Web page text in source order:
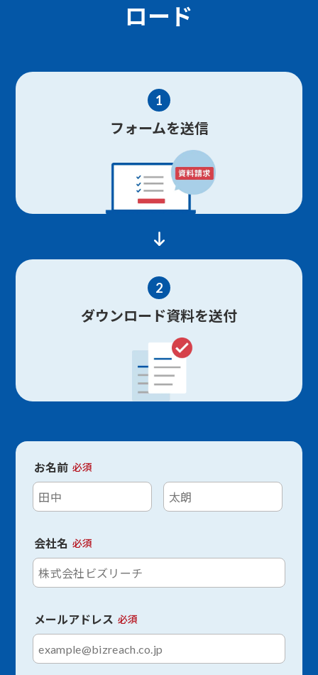
ロード
1
フォームを送信
2
ダウンロード資料を送付
お名前 必須
会社名 必須
メールアドレス 必須